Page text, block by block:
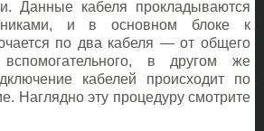
Данные кабеля прокладываются
и в основном блоке к
по два кабеля — от общего
в другом же
кабелей происходит по
Наглядно эту процедуру смотрите